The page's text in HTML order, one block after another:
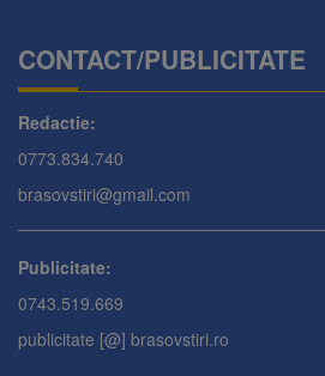
CONTACT/PUBLICITATE
Redactie:
0773.834.740
brasovstiri@gmail.com
Publicitate:
0743.519.669
publicitate [@] brasovstiri.ro